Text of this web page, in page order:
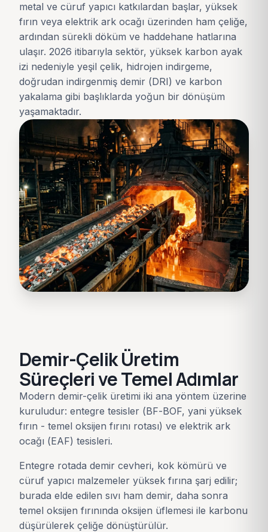
metal ve cüruf yapıcı katkılardan başlar, yüksek
fırın veya elektrik ark ocağı üzerinden ham çeliğe,
ardından sürekli döküm ve haddehane hatlarına
ulaşır. 2026 itibarıyla sektör, yüksek karbon ayak
izi nedeniyle yeşil çelik, hidrojen indirgeme,
doğrudan indirgenmiş demir (DRI) ve karbon
yakalama gibi başlıklarda yoğun bir dönüşüm
yaşamaktadır.
Demir-Çelik Üretim
Süreçleri ve Temel Adımlar
Modern demir-çelik üretimi iki ana yöntem üzerine
kuruludur: entegre tesisler (BF-BOF, yani yüksek
fırın - temel oksijen fırını rotası) ve elektrik ark
ocağı (EAF) tesisleri.
Entegre rotada demir cevheri, kok kömürü ve
cüruf yapıcı malzemeler yüksek fırına şarj edilir;
burada elde edilen sıvı ham demir, daha sonra
temel oksijen fırınında oksijen üflemesi ile karbonu
düşürülerek çeliğe dönüştürülür.